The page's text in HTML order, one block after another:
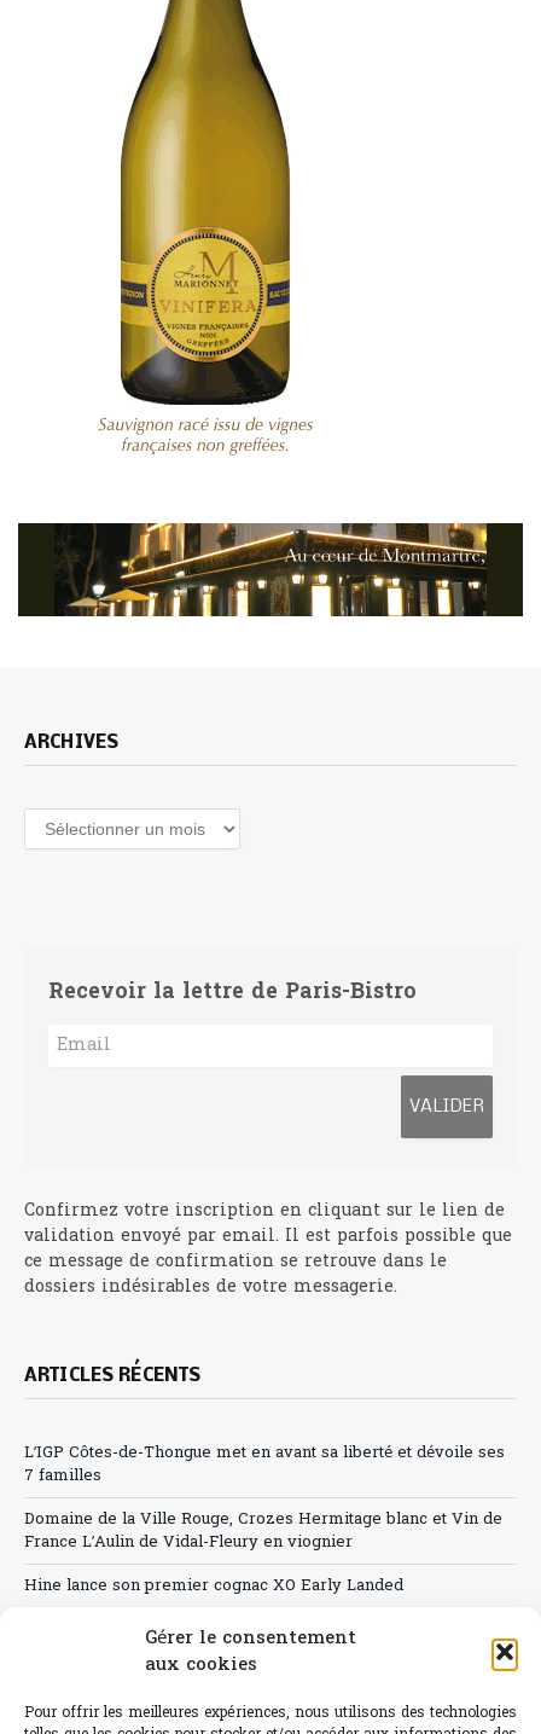
Gérer le consentement
aux cookies
Pour offrir les meilleures expériences, nous utilisons des technologies
ARCHIVES
Archives
Recevoir la lettre de Paris-Bistro
Confirmez votre inscription en cliquant sur le lien de
validation envoyé par email. Il est parfois possible que
ce message de confirmation se retrouve dans le
dossiers indésirables de votre messagerie.
ARTICLES RÉCENTS
L’IGP Côtes-de-Thongue met en avant sa liberté et dévoile ses
7 familles
Domaine de la Ville Rouge, Crozes Hermitage blanc et Vin de
France L’Aulin de Vidal-Fleury en viognier
Hine lance son premier cognac XO Early Landed
Canicule : A quand le CHR à « l’heure espagnole » ?
Sélection de rosés 2026